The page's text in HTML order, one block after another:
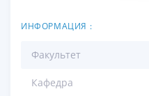
ИНФОРМАЦИЯ :
Факультет
Кафедра